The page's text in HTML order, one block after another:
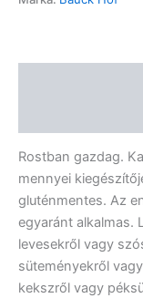
Rostban gazdag.
mennyei
gluténmentes. Az
egyaránt alkalmas.
levesekről vagy
süteményekről
kekszről vagy